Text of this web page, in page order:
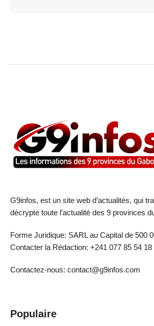
G9infos, est un site web d’actualités, qui
décrypte toute l’actualité des 9 provinces
Forme Juridique: SARL au Capital de 500
Contacter la Rédaction: +241 077 85 54 18
Contactez-nous: contact@g9infos.com
Populaire